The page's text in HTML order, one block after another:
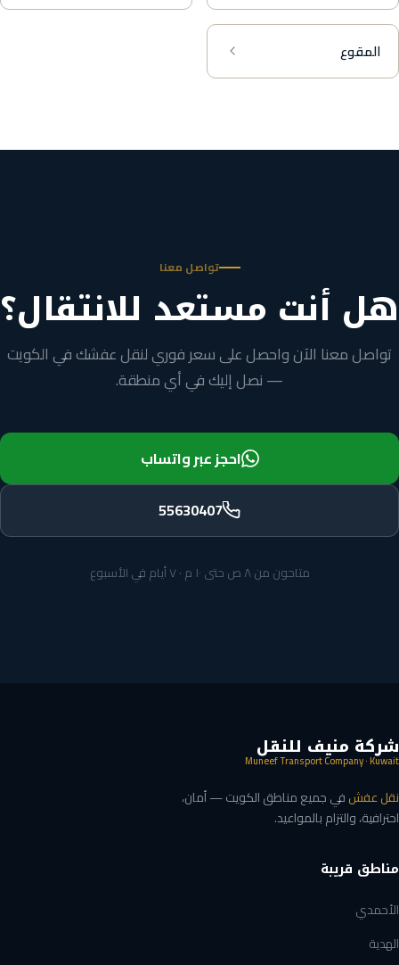
المقوع
تواصل معنا
هل أنت مستعد للانتقال؟
تواصل معنا الآن واحصل على سعر فوري لنقل عفشك في الكويت
— نصل إليك في أي منطقة.
احجز عبر واتساب
55630407
متاحون من ٨ ص حتى ١٠ م · ٧ أيام في الأسبوع
شركة منيف للنقل
Muneef Transport Company · Kuwait
نقل عفشفي جميع مناطق الكويت — أمان،
احترافية، والتزام بالمواعيد.
مناطق قريبة
الأحمدي
الهدية